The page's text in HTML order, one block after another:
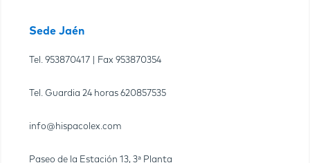
Sede Jaén
Tel. 953870417 | Fax 953870354
Tel. Guardia 24 horas 620857535
info@hispacolex.com
Paseo de la Estación 13, 3ª Planta